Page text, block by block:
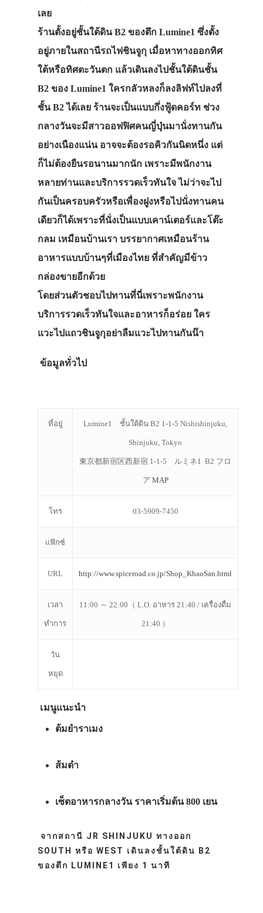
เลย
ร้านตั้งอยู่ชั้นใต้ดิน B2 ของตึก Lumine1 ซึ่งตั้ง
อยู่ภายในสถานีรถไฟชินจูกุ เมื่อหาทางออกทิศ
ใต้หรือทิศตะวันตก แล้วเดินลงไปชั้นใต้ดินชั้น
B2 ของ Lumine1 ใครกลัวหลงก็ลงลิฟท์ไปลงที่
ชั้น B2 ได้เลย ร้านจะเป็นแบบกึ่งฟู้ดคอร์ท ช่วง
กลางวันจะมีสาวออฟฟิศคนญี่ปุ่นมานั่งทานกัน
อย่างเนืองแน่น อาจจะต้องรอคิวกันนิดหนึ่ง แต่
ก็ไม่ต้องยืนรอนานมากนัก เพราะมีพนักงาน
หลายท่านและบริการรวดเร็วทันใจ ไม่ว่าจะไป
กันเป็นครอบครัวหรือเพื่องฝูงหรือไปนั่งทานคน
เดียวก็ได้เพราะที่นั่งเป็นแบบเคาน์เตอร์และโต๊ะ
กลม เหมือนบ้านเรา บรรยากาศเหมือนร้าน
อาหารแบบบ้านๆที่เมืองไทย ที่สำคัญมีข้าว
กล่องขายอีกด้วย
โดยส่วนตัวชอบไปทานที่นี่เพราะพนักงาน
บริการรวดเร็วทันใจและอาหารก็อร่อย ใคร
แวะไปแถวชินจูกุอย่าลืมแวะไปทานกันน๊า
ข้อมูลทั่วไป
ที่อยู่ Lumine1 ชั้นใต้ดิน B2 1-1-5 Nishishinjuku,
Shinjuku, Tokyo
東京都新宿区西新宿 1-1-5 ルミネ1 B2 フロ
ア MAP
โทร 03-5909-7450
แฟ๊กซ์
URL http://www.spiceroad.co.jp/Shop_KhaoSan.html
เวลา
ทำการ
11:00 ～ 22:00（ L.O. อาหาร 21:40 / เครื่องดื่ม
21:40 ）
วัน
หยุด
เมนูแนะนำ
ต้มยำราเมง
ส้มตำ
เซ็ตอาหารกลางวัน ราคาเริ่มต้น 800 เยน
จากสถานี JR SHINJUKU ทางออก
SOUTH หรือ WEST เดินลงชั้นใต้ดิน B2
ของตึก LUMINE1 เพียง 1 นาที